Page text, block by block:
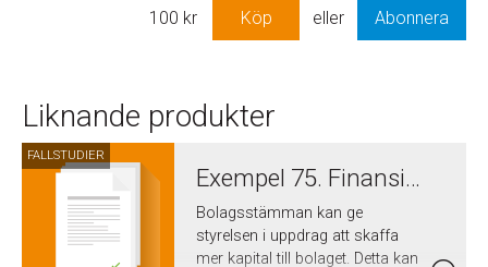
100 kr Köp eller Abonnera
Liknande produkter
FALLSTUDIER
Exempel 75. Finansiering av företaget med eget kapital. Styrelsen får bemyndigande att besluta om nyemission
Bolagsstämman kan ge
styrelsen i uppdrag att skaffa
mer kapital till bolaget. Detta kan